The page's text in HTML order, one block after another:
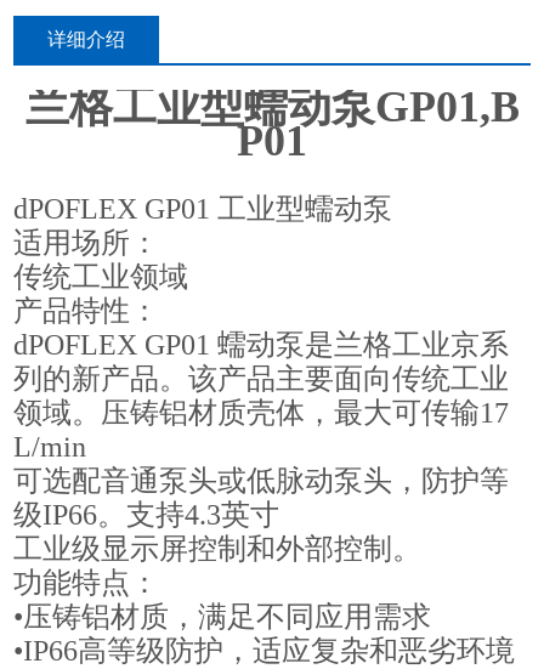
详细介绍
兰格工业型蠕动泵GP01,B
P01
dPOFLEX GP01 工业型蠕动泵
适用场所：
传统工业领域
产品特性：
dPOFLEX GP01 蠕动泵是兰格工业京系
列的新产品。该产品主要面向传统工业
领域。压铸铝材质壳体，最大可传输17
L/min
可选配音通泵头或低脉动泵头，防护等
级IP66。支持4.3英寸
工业级显示屏控制和外部控制。
功能特点：
•压铸铝材质，满足不同应用需求
•IP66高等级防护，适应复杂和恶劣环境